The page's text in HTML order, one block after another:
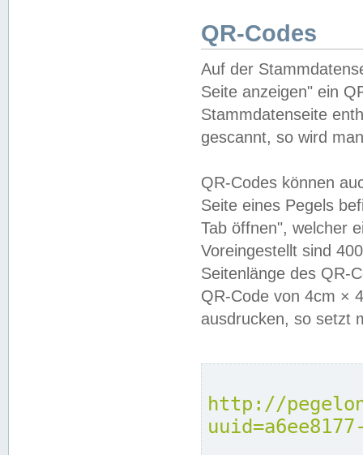
QR-Codes
Auf der
Seite anzeigen" ein
Stammdatenseite
gescannt, so wird
QR-Codes können
Seite eines Pegels
Tab öffnen", welcher
Voreingestellt sind
Seitenlänge des QR-
QR-Code von 4cm ×
ausdrucken, so setzt
http://